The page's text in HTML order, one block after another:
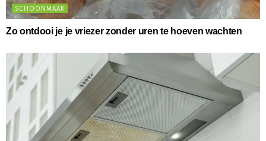
SCHOONMAAK
Zo ontdooi je je vriezer zonder uren te hoeven wachten